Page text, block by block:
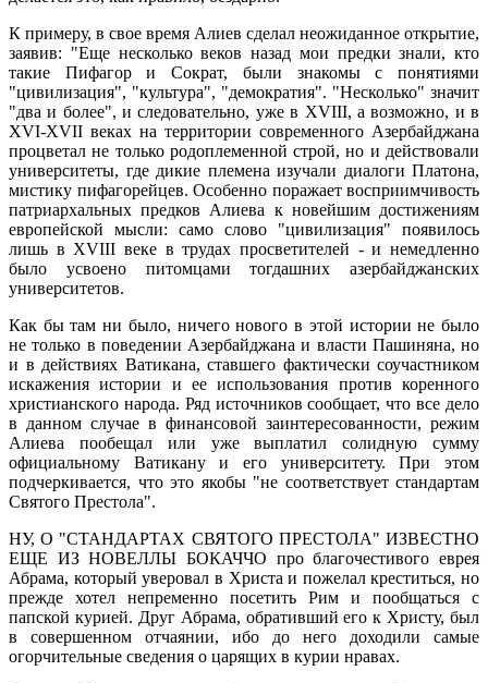
К примеру, в свое время Алиев сделал неожиданное открытие,
заявив: "Еще несколько веков назад мои предки знали, кто
такие Пифагор и Сократ, были знакомы с понятиями
"цивилизация", "культура", "демократия". "Несколько" значит
"два и более", и следовательно, уже в XVIII, а возможно, и в
XVI-XVII веках на территории современного Азербайджана
процветал не только родоплеменной строй, но и действовали
университеты, где дикие племена изучали диалоги Платона,
мистику пифагорейцев. Особенно поражает восприимчивость
патриархальных предков Алиева к новейшим достижениям
европейской мысли: само слово "цивилизация" появилось
лишь в XVIII веке в трудах просветителей - и немедленно
было усвоено питомцами тогдашних азербайджанских
университетов.
Как бы там ни было, ничего нового в этой истории не было
не только в поведении Азербайджана и власти Пашиняна, но
и в действиях Ватикана, ставшего фактически соучастником
искажения истории и ее использования против коренного
христианского народа. Ряд источников сообщает, что все дело
в данном случае в финансовой заинтересованности, режим
Алиева пообещал или уже выплатил солидную сумму
официальному Ватикану и его университету. При этом
подчеркивается, что это якобы "не соответствует стандартам
Святого Престола".
НУ, О "СТАНДАРТАХ СВЯТОГО ПРЕСТОЛА" ИЗВЕСТНО
ЕЩЕ ИЗ НОВЕЛЛЫ БОКАЧЧО про благочестивого еврея
Абрама, который уверовал в Христа и пожелал креститься, но
прежде хотел непременно посетить Рим и пообщаться с
папской курией. Друг Абрама, обративший его к Христу, был
в совершенном отчаянии, ибо до него доходили самые
огорчительные сведения о царящих в курии нравах.